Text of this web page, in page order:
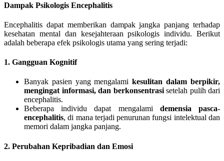
Dampak Psikologis Encephalitis
Encephalitis dapat memberikan dampak jangka panjang terhadap
kesehatan mental dan kesejahteraan psikologis individu. Berikut
adalah beberapa efek psikologis utama yang sering terjadi:
1. Gangguan Kognitif
Banyak pasien yang mengalamikesulitan dalam berpikir,
mengingat informasi, dan berkonsentrasisetelah pulih dari
encephalitis.
Beberapa individu dapat mengalami demensia pasca-
encephalitis, di mana terjadi penurunan fungsi intelektual dan
memori dalam jangka panjang.
2. Perubahan Kepribadian dan Emosi